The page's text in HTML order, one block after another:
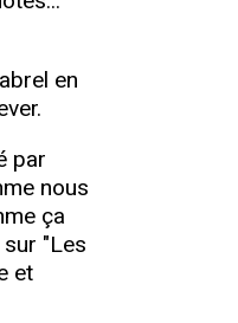
en
par
nous
ça
"Les
et